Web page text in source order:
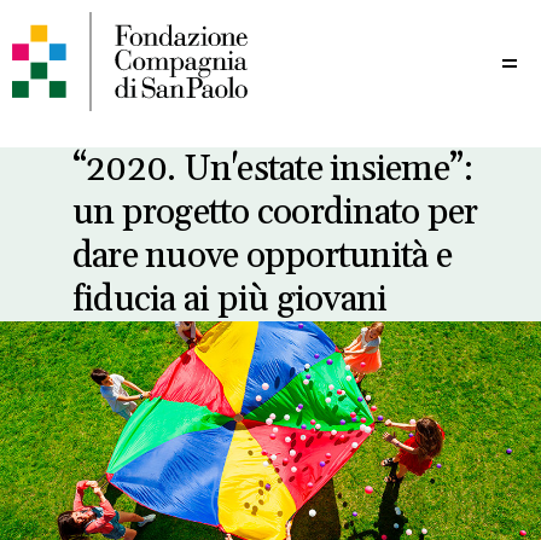
“2020. Un'estate insieme”:
un progetto coordinato per
dare nuove opportunità e
fiducia ai più giovani